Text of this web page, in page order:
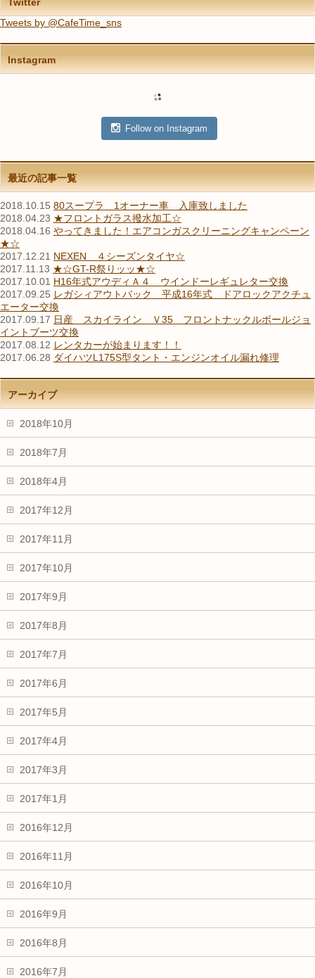
Tweets by @CafeTime_sns
Instagram
Follow on Instagram
最近の記事一覧
2018.10.15 80スープラ 1オーナー車 入庫致しました
2018.04.23 ★フロントガラス撥水加工☆
2018.04.16 やってきました！エアコンガスクリーニングキャンペーン
★☆
2017.12.21 NEXEN ４シーズンタイヤ☆
2017.11.13 ★☆GT-R祭りッッ★☆
2017.10.01 H16年式アウディＡ４ ウインドーレギュレター交換
2017.09.25 レガシィアウトバック 平成16年式 ドアロックアクチュ
エーター交換
2017.09.17 日産 スカイライン Ｖ35 フロントナックルボールジョ
イントブーツ交換
2017.08.12 レンタカーが始まります！！
2017.06.28 ダイハツL175S型タント・エンジンオイル漏れ修理
アーカイブ
2018年10月
2018年7月
2018年4月
2017年12月
2017年11月
2017年10月
2017年9月
2017年8月
2017年7月
2017年6月
2017年5月
2017年4月
2017年3月
2017年1月
2016年12月
2016年11月
2016年10月
2016年9月
2016年8月
2016年7月